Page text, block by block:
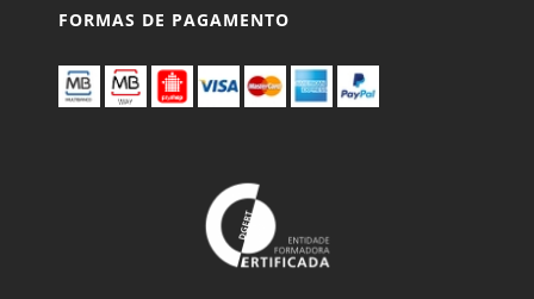
FORMAS DE PAGAMENTO